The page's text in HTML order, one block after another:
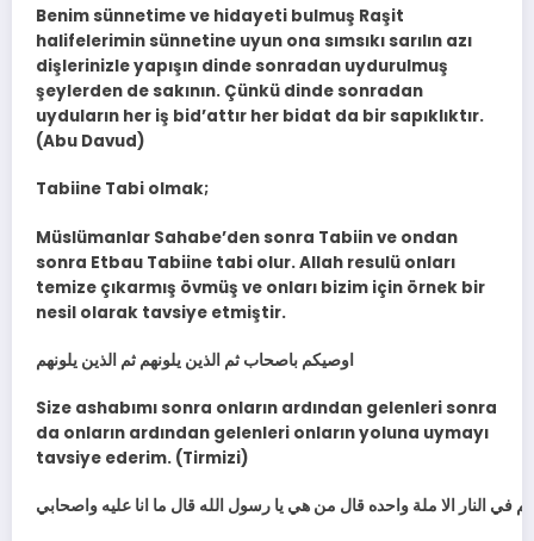
Benim sünnetime ve hidayeti bulmuş Raşit
halifelerimin sünnetine uyun ona sımsıkı sarılın azı
dişlerinizle yapışın dinde sonradan uydurulmuş
şeylerden de sakının. Çünkü dinde sonradan
uyduların her iş bid’attır her bidat da bir sapıklıktır.
(Abu Davud)
Tabiine Tabi olmak;
Müslümanlar Sahabe’den sonra Tabiin ve ondan
sonra Etbau Tabiine tabi olur. Allah resulü onları
temize çıkarmış övmüş ve onları bizim için örnek bir
nesil olarak tavsiye etmiştir.
اوصيكم باصحاب ثم الذين يلونهم ثم الذين يلونهم
Size ashabımı sonra onların ardından gelenleri sonra
da onların ardından gelenleri onların yoluna uymayı
tavsiye ederim. (Tirmizi)
في النار الا ملة واحده قال من هي يا رسول الله قال ما انا عليه واصحابي